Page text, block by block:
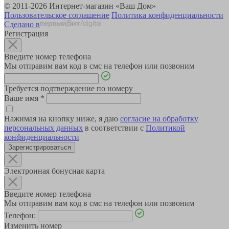
© 2011-2026 Интернет-магазин «Ваш Дом»
Пользовательское соглашение Политика конфиденциальности
Сделано в
Регистрация
Введите номер телефона
Мы отправим вам код в смс на телефон или позвоним
Требуется подтверждение по номеру
Ваше имя *
Нажимая на кнопку ниже, я даю согласие на обработку
персональных данных в соответствии с Политикой
конфиденциальности
Зарегистрироваться
Электронная бонусная карта
Введите номер телефона
Мы отправим вам код в смс на телефон или позвоним
Телефон:
Изменить номер